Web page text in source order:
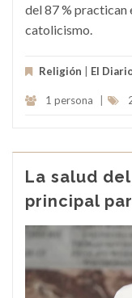
del 87 % practican
catolicismo.
Religión El
1 persona
La salud
principal